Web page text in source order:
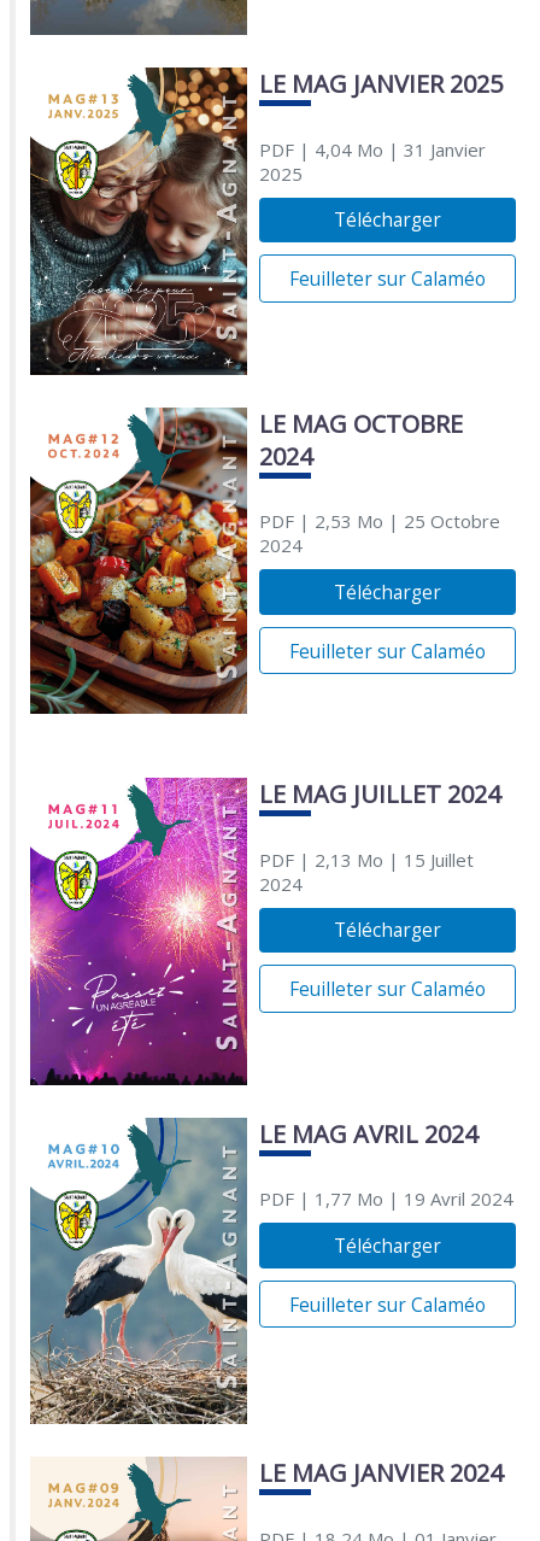
LE MAG JANVIER 2025
PDF| 4,04 Mo | 31 Janvier
2025
Télécharger
Feuilleter sur Calaméo
LE MAG OCTOBRE
2024
PDF| 2,53 Mo | 25 Octobre
2024
Télécharger
Feuilleter sur Calaméo
LE MAG JUILLET 2024
PDF| 2,13 Mo | 15 Juillet
2024
Télécharger
Feuilleter sur Calaméo
LE MAG AVRIL 2024
PDF| 1,77 Mo | 19 Avril 2024
Télécharger
Feuilleter sur Calaméo
LE MAG JANVIER 2024